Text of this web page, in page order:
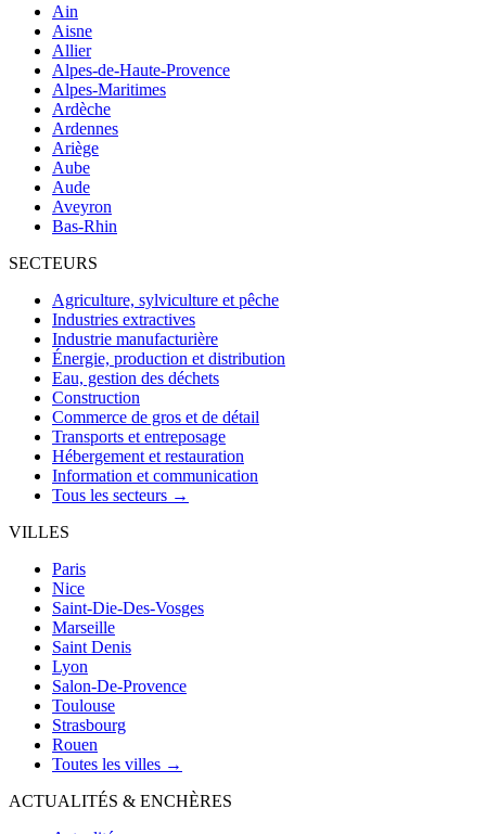
Ain
Aisne
Allier
Alpes-de-Haute-Provence
Alpes-Maritimes
Ardèche
Ardennes
Ariège
Aube
Aude
Aveyron
Bas-Rhin
SECTEURS
Agriculture, sylviculture et pêche
Industries extractives
Industrie manufacturière
Énergie, production et distribution
Eau, gestion des déchets
Construction
Commerce de gros et de détail
Transports et entreposage
Hébergement et restauration
Information et communication
Tous les secteurs →
VILLES
Paris
Nice
Saint-Die-Des-Vosges
Marseille
Saint Denis
Lyon
Salon-De-Provence
Toulouse
Strasbourg
Rouen
Toutes les villes →
ACTUALITÉS & ENCHÈRES